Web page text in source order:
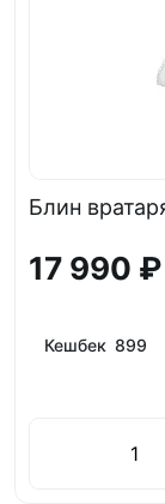
Блин
17 990 ₽
Кешбек 899